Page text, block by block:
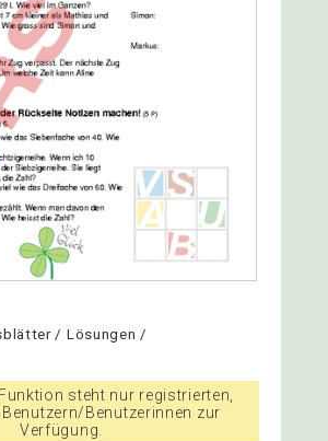
/ Lösungen /
steht nur registrierten,
Benutzerinnen zur
Verfügung.